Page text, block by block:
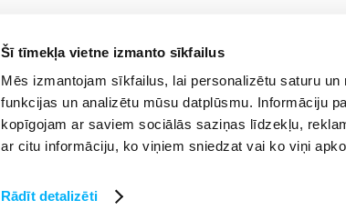
Šī tīmekļa vietne izmanto sīkfailus
Mēs izmantojam sīkfailus, lai personalizētu saturu
funkcijas un analizētu mūsu datplūsmu. Informāciju
kopīgojam ar saviem sociālās saziņas līdzekļu,
ar citu informāciju, ko viņiem sniedzat vai ko viņi
Rādīt detalizēti